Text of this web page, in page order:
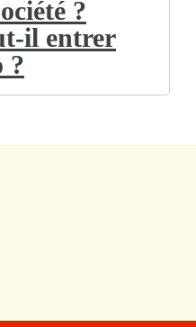
?
il entrer
?